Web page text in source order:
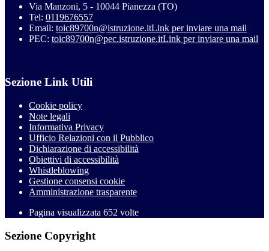
Via Manzoni, 5 - 10044 Pianezza (TO)
Tel: 0119676557
Email: toic89700n@istruzione.itLink per inviare una mail
PEC: toic89700n@pec.istruzione.itLink per inviare una mail
Sezione Link Utili
Cookie policy
Note legali
Informativa Privacy
Ufficio Relazioni con il Pubblico
Dichiarazione di accessibilità
Obiettivi di accessibilità
Whistleblowing
Gestione consensi cookie
Amministrazione trasparente
Pagina visualizzata 652 volte
Sezione Copyright